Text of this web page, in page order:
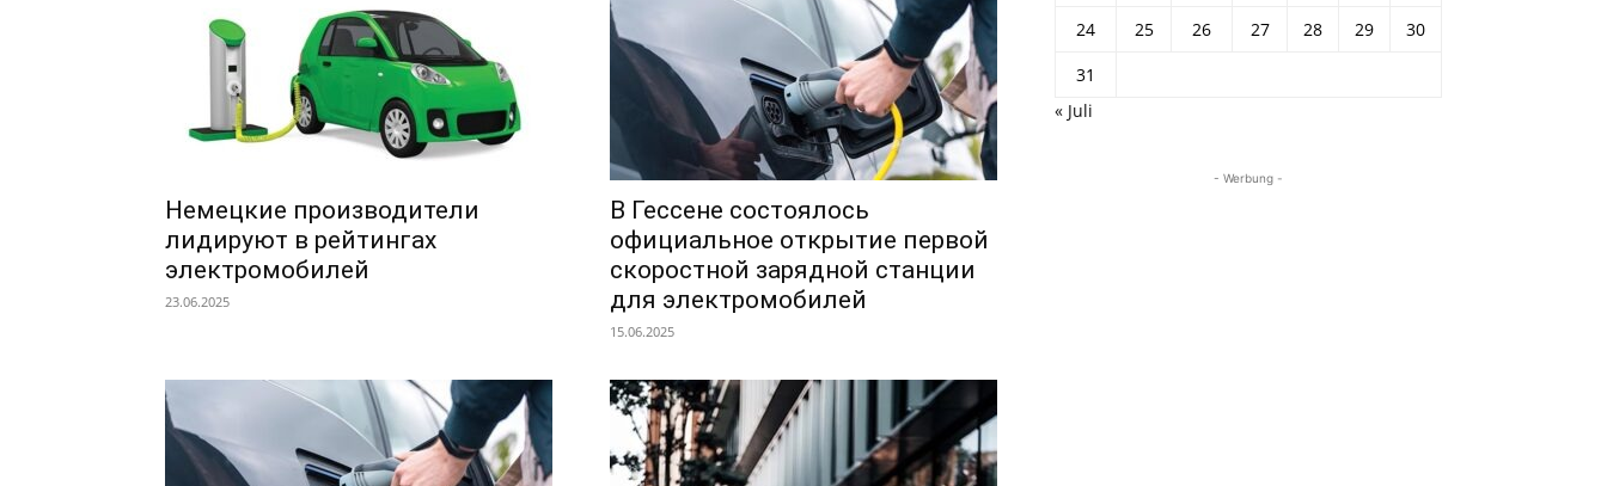
Немецкие производители
лидируют в рейтингах
электромобилей
23.06.2025
В Гессене состоялось
официальное открытие первой
скоростной зарядной станции
для электромобилей
15.06.2025
24
25 26 27 28 29
30
31
« Juli
- Werbung -